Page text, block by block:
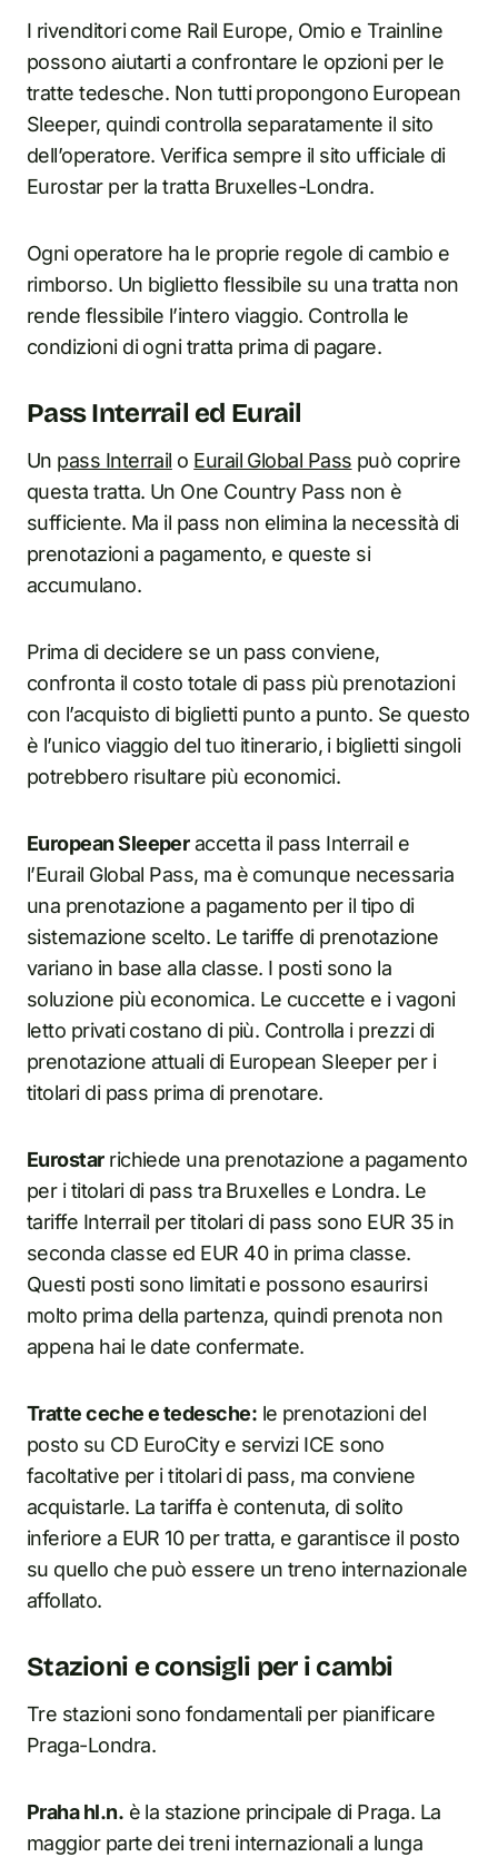
I rivenditori come Rail Europe, Omio e Trainline
possono aiutarti a confrontare le opzioni per le
tratte tedesche. Non tutti propongono European
Sleeper, quindi controlla separatamente il sito
dell’operatore. Verifica sempre il sito ufficiale di
Eurostar per la tratta Bruxelles-Londra.
Ogni operatore ha le proprie regole di cambio e
rimborso. Un biglietto flessibile su una tratta non
rende flessibile l’intero viaggio. Controlla le
condizioni di ogni tratta prima di pagare.
Pass Interrail ed Eurail
Un pass Interrail o Eurail Global Pass può coprire
questa tratta. Un One Country Pass non è
sufficiente. Ma il pass non elimina la necessità di
prenotazioni a pagamento, e queste si
accumulano.
Prima di decidere se un pass conviene,
confronta il costo totale di pass più prenotazioni
con l’acquisto di biglietti punto a punto. Se questo
è l’unico viaggio del tuo itinerario, i biglietti singoli
potrebbero risultare più economici.
European Sleeperaccetta il pass Interrail e
l’Eurail Global Pass, ma è comunque necessaria
una prenotazione a pagamento per il tipo di
sistemazione scelto. Le tariffe di prenotazione
variano in base alla classe. I posti sono la
soluzione più economica. Le cuccette e i vagoni
letto privati costano di più. Controlla i prezzi di
prenotazione attuali di European Sleeper per i
titolari di pass prima di prenotare.
Eurostarrichiede una prenotazione a pagamento
per i titolari di pass tra Bruxelles e Londra. Le
tariffe Interrail per titolari di pass sono EUR 35 in
seconda classe ed EUR 40 in prima classe.
Questi posti sono limitati e possono esaurirsi
molto prima della partenza, quindi prenota non
appena hai le date confermate.
Tratte ceche e tedesche: le prenotazioni del
posto su CD EuroCity e servizi ICE sono
facoltative per i titolari di pass, ma conviene
acquistarle. La tariffa è contenuta, di solito
inferiore a EUR 10 per tratta, e garantisce il posto
su quello che può essere un treno internazionale
affollato.
Stazioni e consigli per i cambi
Tre stazioni sono fondamentali per pianificare
Praga-Londra.
Praha hl.n. è la stazione principale di Praga. La
maggior parte dei treni internazionali a lunga